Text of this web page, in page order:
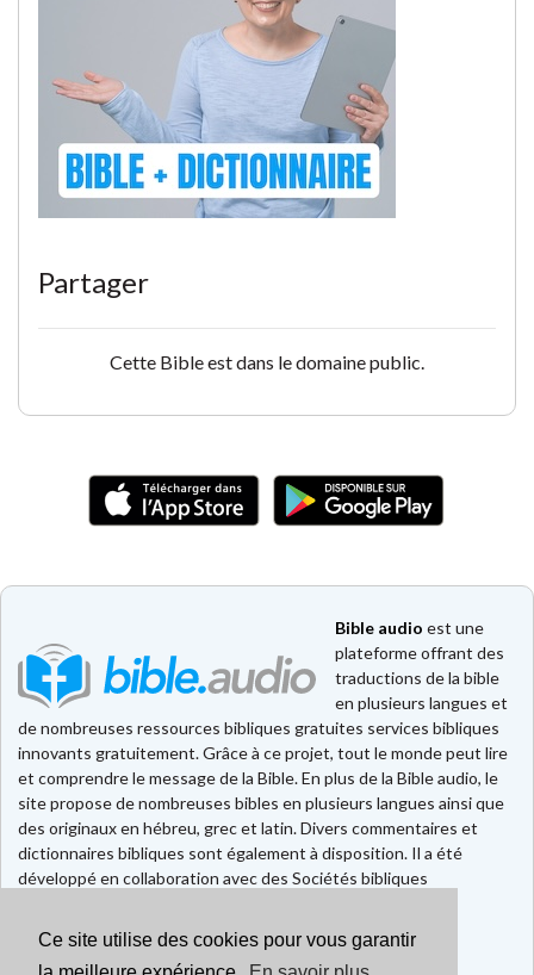
Ce site utilise des cookies pour vous garantir
Partager
Cette Bible est dans le domaine public.
Bible audio est une
plateforme offrant des
traductions de la bible
en plusieurs langues et
de nombreuses ressources bibliques gratuites services bibliques
innovants gratuitement. Grâce à ce projet, tout le monde peut lire
et comprendre le message de la Bible. En plus de la Bible audio, le
site propose de nombreuses bibles en plusieurs langues ainsi que
des originaux en hébreu, grec et latin. Divers commentaires et
dictionnaires bibliques sont également à disposition. Il a été
développé en collaboration avec des Sociétés bibliques
Faire un don